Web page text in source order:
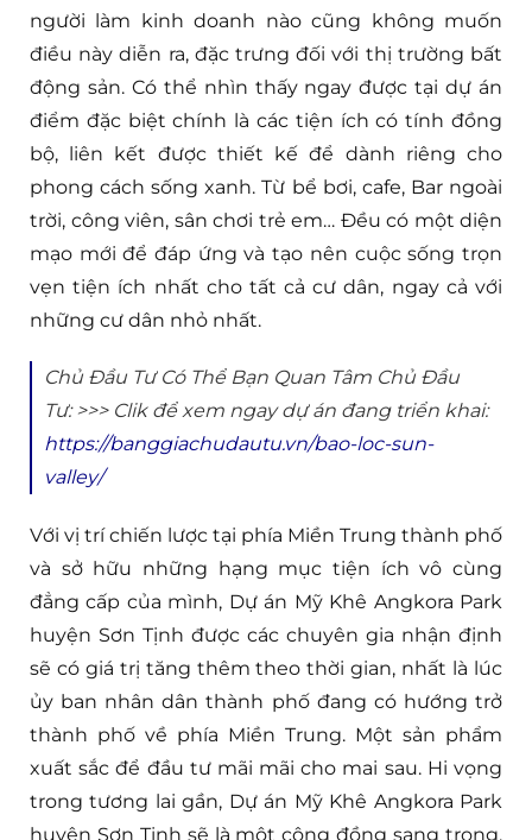
người làm kinh doanh nào cũng không muốn
điều này diễn ra, đặc trưng đối với thị trường bất
động sản. Có thể nhìn thấy ngay được tại dự án
điểm đặc biệt chính là các tiện ích có tính đồng
bộ, liên kết được thiết kế để dành riêng cho
phong cách sống xanh. Từ bể bơi, cafe, Bar ngoài
trời, công viên, sân chơi trẻ em… Đều có một diện
mạo mới để đáp ứng và tạo nên cuộc sống trọn
vẹn tiện ích nhất cho tất cả cư dân, ngay cả với
những cư dân nhỏ nhất.
Chủ Đầu Tư Có Thể Bạn Quan Tâm Chủ Đầu
Tư: >>> Clik để xem ngay dự án đang triển khai:
https://banggiachudautu.vn/bao-loc-sun-
valley/
Với vị trí chiến lược tại phía Miền Trung thành phố
và sở hữu những hạng mục tiện ích vô cùng
đẳng cấp của mình, Dự án Mỹ Khê Angkora Park
huyện Sơn Tịnh được các chuyên gia nhận định
sẽ có giá trị tăng thêm theo thời gian, nhất là lúc
ủy ban nhân dân thành phố đang có hướng trở
thành phố về phía Miền Trung. Một sản phẩm
xuất sắc để đầu tư mãi mãi cho mai sau. Hi vọng
trong tương lai gần, Dự án Mỹ Khê Angkora Park
huyện Sơn Tịnh sẽ là một cộng đồng sang trọng,